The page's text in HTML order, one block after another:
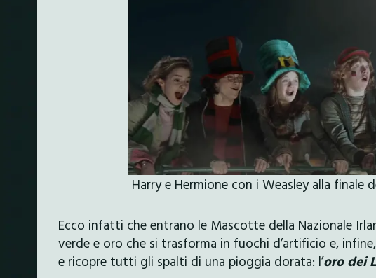
Harry e Hermione con i Weasley alla
Ecco infatti che entrano le Mascotte della Nazionale
verde e oro che si trasforma in fuochi d’artificio e,
e ricopre tutti gli spalti di una pioggia dorata: l’oro dei